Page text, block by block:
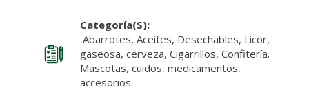
Categoría(s):
Abarrotes, Aceites, Desechables, Licor,
gaseosa, cerveza, Cigarrillos, Confitería.
Mascotas, cuidos, medicamentos,
accesorios.